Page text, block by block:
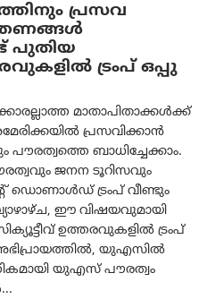
പ്രസവ
പുതിയ
ട്രംപ് ഒപ്പു
മാതാപിതാക്കൾക്ക്
പ്രസവിക്കാൻ
ബാധിച്ചേക്കാം.
ജനന ടൂറിസവും
ഡൊണാൾഡ് ട്രംപ് വീണ്ടും
ഈ വിഷയവുമായി
ഉത്തരവുകളിൽ ട്രംപ്
യുഎസിൽ
യുഎസ് പൗരത്വം